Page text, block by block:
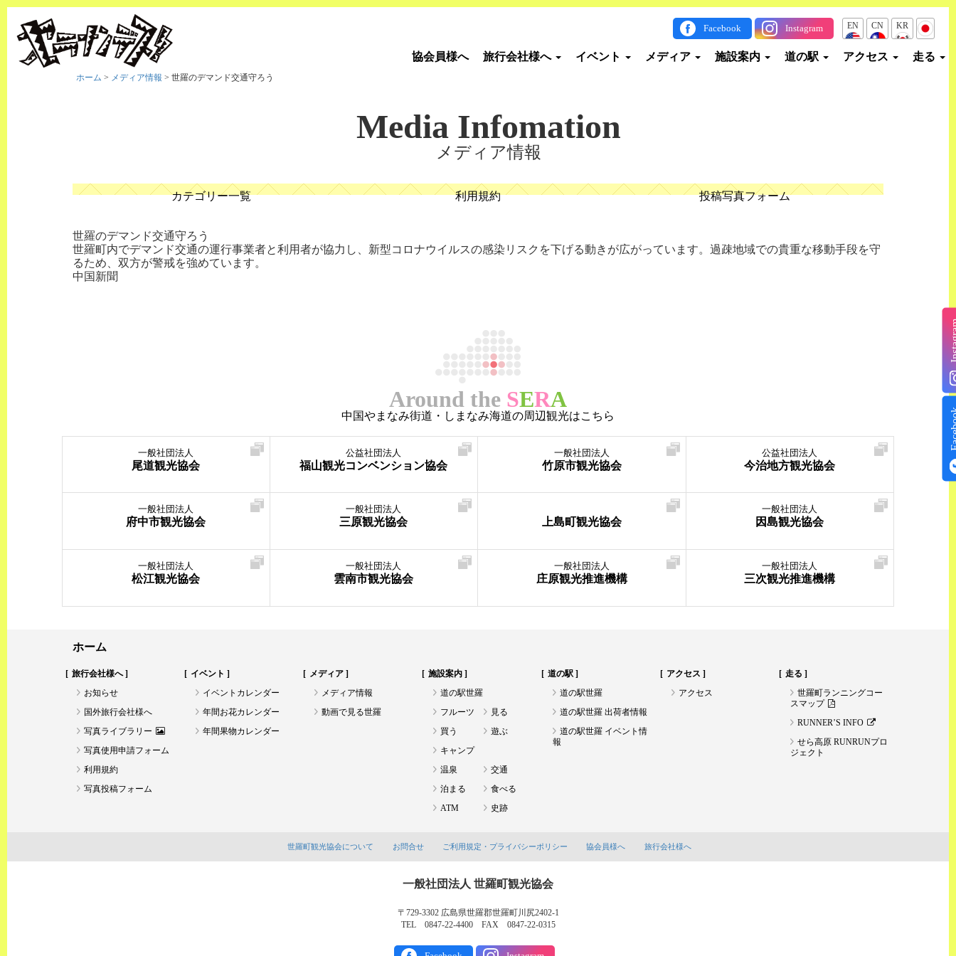
Facebook Instagram EN CN KR JP
協会員様へ 旅行会社様へ イベント メディア 施設案内 道の駅 アクセス 走る
ホーム > メディア情報 > 世羅のデマンド交通守ろう
Media Infomation
メディア情報
カテゴリー一覧 利用規約 投稿写真フォーム
世羅のデマンド交通守ろう
世羅町内でデマンド交通の運行事業者と利用者が協力し、新型コロナウイルスの感染リスクを下げる動きが広がっています。過疎地域での貴重な移動手段を守
るため、双方が警戒を強めています。
中国新聞
Around the SERA
中国やまなみ街道・しまなみ海道の周辺観光はこちら
一般社団法人
尾道観光協会
公益社団法人
福山観光コンベンション協会
一般社団法人
竹原市観光協会
公益社団法人
今治地方観光協会
一般社団法人
府中市観光協会
一般社団法人
三原観光協会 上島町観光協会
一般社団法人
因島観光協会
一般社団法人
松江観光協会
一般社団法人
雲南市観光協会
一般社団法人
庄原観光推進機構
一般社団法人
三次観光推進機構
ホーム
旅行会社様へ
お知らせ
国外旅行会社様へ
写真ライブラリー
写真使用申請フォーム
利用規約
写真投稿フォーム
イベント
イベントカレンダー
年間お花カレンダー
年間果物カレンダー
メディア
メディア情報
動画で見る世羅
施設案内
道の駅世羅
フルーツ
見る
買う
遊ぶ
キャンプ
温泉
交通
泊まる
食べる
ATM
史跡
道の駅
道の駅世羅
道の駅世羅 出荷者情報
道の駅世羅 イベント情
報
アクセス
アクセス
走る
世羅町ランニングコー
スマップ
RUNNER’S INFO
せら高原 RUNRUNプロ
ジェクト
世羅町観光協会について お問合せ ご利用規定・プライバシーポリシー 協会員様へ 旅行会社様へ
一般社団法人 世羅町観光協会
〒729-3302 広島県世羅郡世羅町川尻2402-1
TEL 0847-22-4400 FAX 0847-22-0315